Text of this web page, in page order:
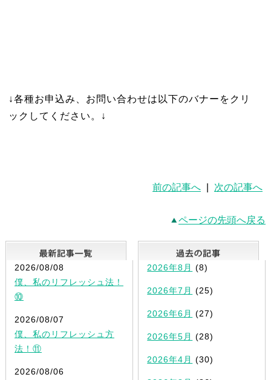
↓各種お申込み、お問い合わせは以下のバナーをクリ
ックしてください。↓
前の記事へ 次の記事へ
ページの先頭へ戻る
最新記事一覧
2026/08/08
僕、私のリフレッシュ法！
⑩
2026/08/07
僕、私のリフレッシュ方
法！⑪
2026/08/06
2026年8月 (8)
2026年7月 (25)
2026年6月 (27)
2026年5月 (28)
2026年4月 (30)